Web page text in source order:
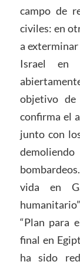
campo de
civiles: en
a
Israel en
objetivo de
confirma el
junto con
vida en
“Plan para
final en
ha sido